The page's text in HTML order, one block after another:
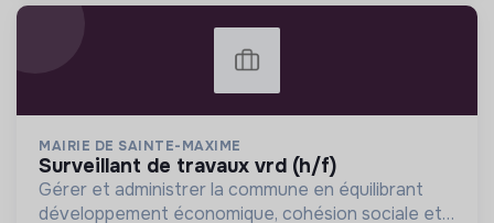
MAIRIE DE SAINTE-MAXIME
surveillant de travaux vrd (h/f)
Gérer et administrer la commune en équilibrant
développement économique, cohésion sociale et